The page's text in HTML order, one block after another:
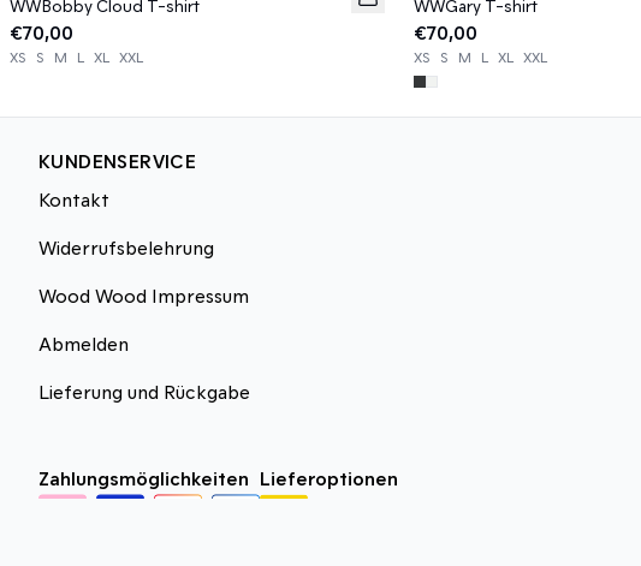
WWBobby Cloud T-shirt
€70,00
XS S M L XL XXL
WWGary T-shirt
€70,00
XS S M L XL XXL
KUNDENSERVICE
Kontakt
Widerrufsbelehrung
Wood Wood Impressum
Abmelden
Lieferung und Rückgabe
Zahlungsmöglichkeiten Lieferoptionen